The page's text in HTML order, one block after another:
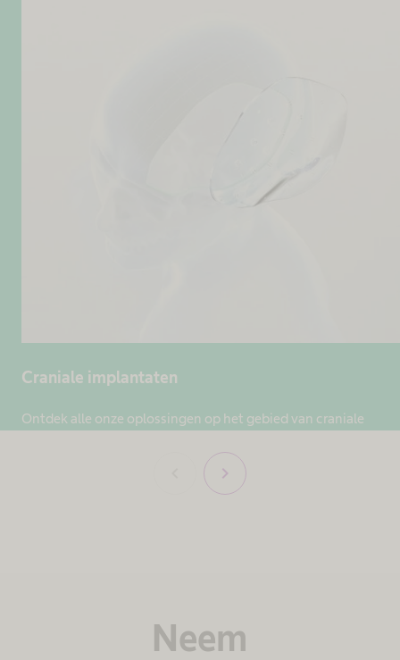
Craniale implantaten
Ontdek alle onze oplossingen op het gebied van craniale
chevron_right
Neem